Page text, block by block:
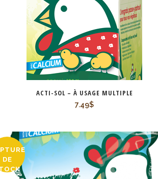
ACTI-SOL – À USAGE MULTIPLE
7.49$
DE